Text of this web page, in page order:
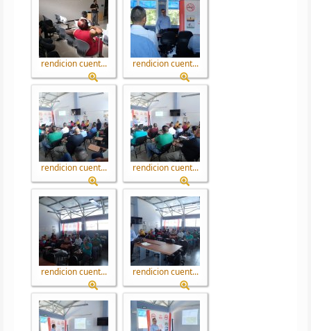
rendicion cuent... rendicion cuent...
rendicion cuent... rendicion cuent...
rendicion cuent... rendicion cuent...